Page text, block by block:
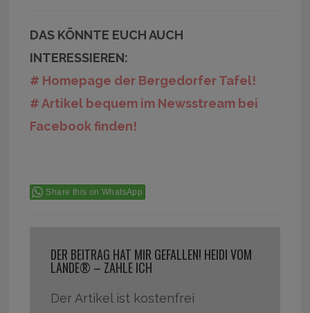
DAS KÖNNTE EUCH AUCH
INTERESSIEREN:
# Homepage der Bergedorfer Tafel!
# Artikel bequem im Newsstream bei
Facebook finden!
Share this on WhatsApp
DER BEITRAG HAT MIR GEFALLEN! HEIDI VOM
LANDE® – ZAHLE ICH
Der Artikel ist kostenfrei